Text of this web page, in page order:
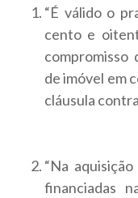
“É válido o
cento e
compromisso
de imóvel em
cláusula
“Na
financiadas